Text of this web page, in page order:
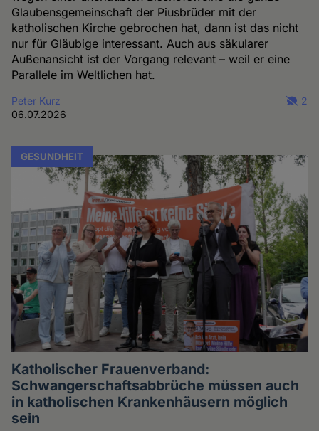
Glaubensgemeinschaft der Piusbrüder mit der
katholischen Kirche gebrochen hat, dann ist das nicht
nur für Gläubige interessant. Auch aus säkularer
Außenansicht ist der Vorgang relevant – weil er eine
Parallele im Weltlichen hat.
Peter Kurz
06.07.2026
2
GESUNDHEIT
Katholischer Frauenverband:
Schwangerschaftsabbrüche müssen auch
in katholischen Krankenhäusern möglich
sein